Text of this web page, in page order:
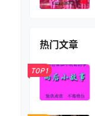
热门文章
TOP1